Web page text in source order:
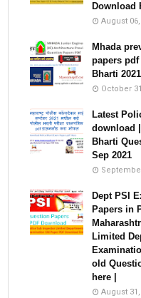
Download
August 06,
Mhada
papers pdf
Bharti
October
Latest
download
Bharti
Sep 2021
Dept PSI
Papers in
Limited
old
here |
August 31,